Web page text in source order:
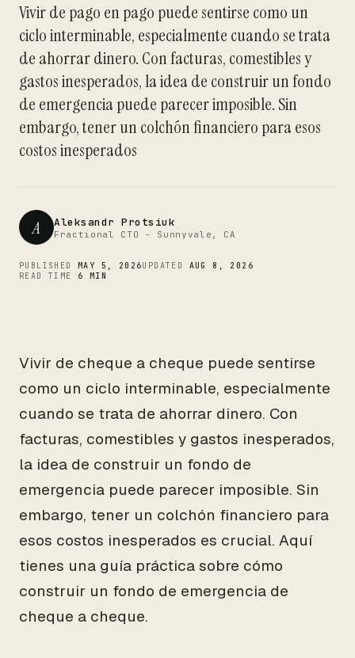
Vivir de pago en pago puede sentirse como un
ciclo interminable, especialmente cuando se trata
de ahorrar dinero. Con facturas, comestibles y
gastos inesperados, la idea de construir un fondo
de emergencia puede parecer imposible. Sin
embargo, tener un colchón financiero para esos
costos inesperados
A Aleksandr Protsiuk
Fractional CTO - Sunnyvale, CA
PUBLISHED MAY 5, 2026UPDATED AUG 8, 2026
READ TIME 6 MIN
Vivir de cheque a cheque puede sentirse
como un ciclo interminable, especialmente
cuando se trata de ahorrar dinero. Con
facturas, comestibles y gastos inesperados,
la idea de construir un fondo de
emergencia puede parecer imposible. Sin
embargo, tener un colchón financiero para
esos costos inesperados es crucial. Aquí
tienes una guía práctica sobre cómo
construir un fondo de emergencia de
cheque a cheque.